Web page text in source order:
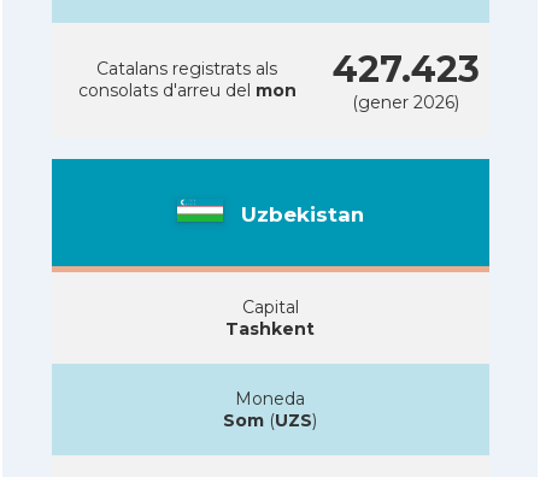
Catalans registrats als
consolats d'arreu del mon 427.423
(gener 2026)
Uzbekistan
Capital
Tashkent
Moneda
Som (UZS)